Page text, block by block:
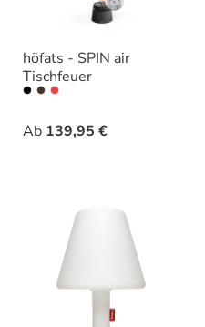
höfats - SPIN air
Tischfeuer
Ab 139,95 €
Varianten